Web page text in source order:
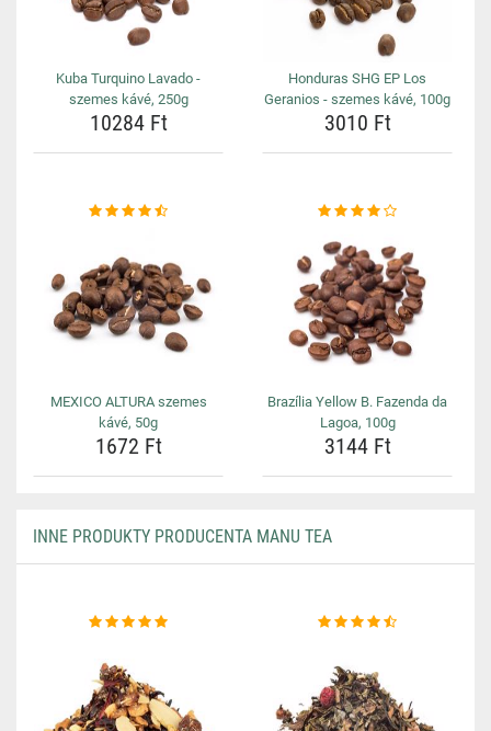
Kuba Turquino Lavado -
szemes kávé, 250g
10284 Ft
Honduras SHG EP Los
Geranios - szemes kávé, 100g
3010 Ft
MEXICO ALTURA szemes
kávé, 50g
1672 Ft
Brazília Yellow B. Fazenda da
Lagoa, 100g
3144 Ft
INNE PRODUKTY PRODUCENTA MANU TEA